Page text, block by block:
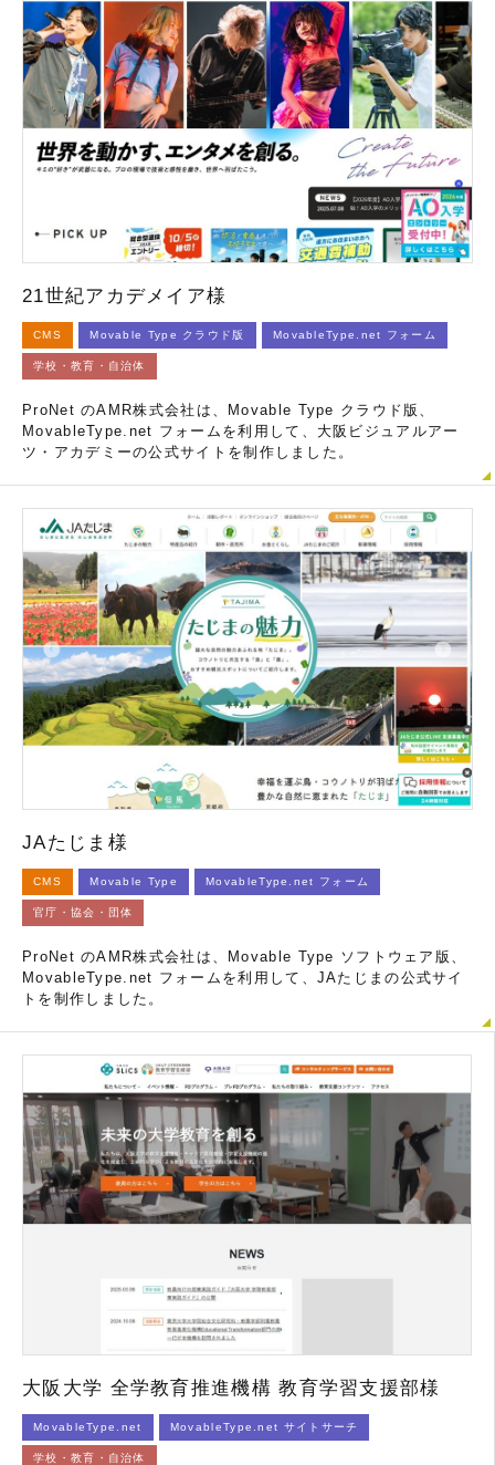
21世紀アカデメイア様
CMS Movable Type クラウド版 MovableType.net フォーム
学校・教育・自治体
ProNet のAMR株式会社は、Movable Type クラウド版、
MovableType.net フォームを利用して、大阪ビジュアルアー
ツ・アカデミーの公式サイトを制作しました。
JAたじま様
CMS Movable Type MovableType.net フォーム
官庁・協会・団体
ProNet のAMR株式会社は、Movable Type ソフトウェア版、
MovableType.net フォームを利用して、JAたじまの公式サイ
トを制作しました。
大阪大学 全学教育推進機構 教育学習支援部様
MovableType.net MovableType.net サイトサーチ
学校・教育・自治体